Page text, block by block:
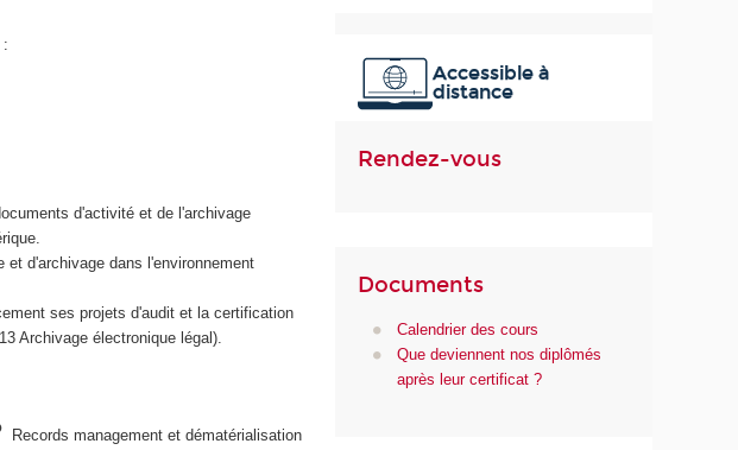
:
d'activité et de l'archivage
d'archivage dans l'environnement
ses projets d'audit et la certification
Archivage électronique légal).
Records management et dématérialisation
Accessible à
distance
Rendez-vous
Documents
Calendrier des cours
Que deviennent nos diplômés
après leur certificat ?